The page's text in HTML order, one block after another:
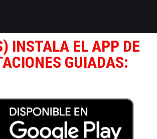
INSTALA EL APP DE
GUIADAS: